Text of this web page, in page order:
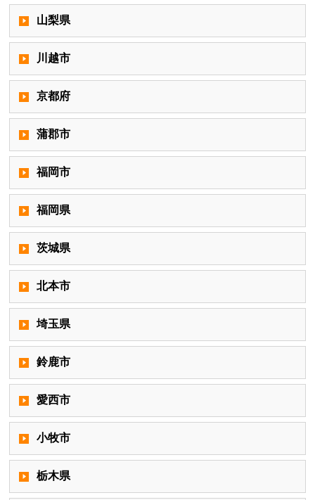
山梨県
川越市
京都府
蒲郡市
福岡市
福岡県
茨城県
北本市
埼玉県
鈴鹿市
愛西市
小牧市
栃木県